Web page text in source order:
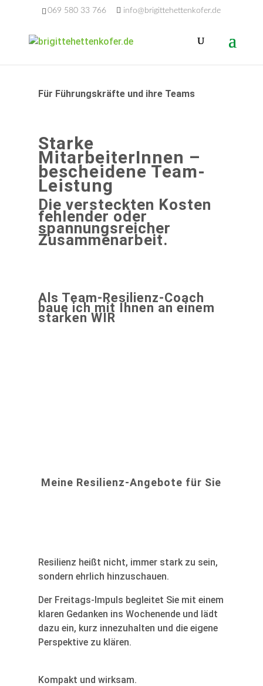
069 580 33 766 info@brigittehettenkofer.de
Für Führungskräfte und ihre Teams
Starke
MitarbeiterInnen –
bescheidene Team-
Leistung
Die versteckten Kosten
fehlender oder
spannungsreicher
Zusammenarbeit.
Als Team-Resilienz-Coach
baue ich mit Ihnen an einem
starken WIR
Meine Resilienz-Angebote für Sie
Resilienz heißt nicht, immer stark zu sein,
sondern ehrlich hinzuschauen.
Der Freitags-Impuls begleitet Sie mit einem
klaren Gedanken ins Wochenende und lädt
dazu ein, kurz innezuhalten und die eigene
Perspektive zu klären.
Kompakt und wirksam.